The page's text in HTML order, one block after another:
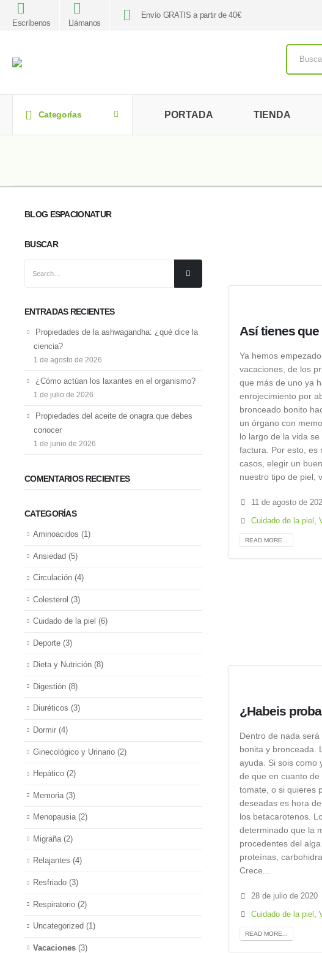
Escríbenos Llámanos
Envío GRATIS a partir de 40€
Categorías PORTADA TIENDA
Así tienes
Ya hemos
vacaciones, de los
que más de uno ya
enrojecimiento por
bronceado bonito
un órgano con
lo largo de la vida
factura. Por esto, es
casos, elegir un
nuestro tipo de piel,
11 de agosto de
Cuidado de la piel ,
READ MORE...
¿Habeis
Dentro de nada
bonita y bronceada.
ayuda. Si sois como
de que en cuanto
tomate, o si quieres
deseadas es hora
los betacarotenos.
determinado que la
procedentes del
proteínas,
Crece...
28 de julio de 2020
Cuidado de la piel ,
READ MORE...
BLOG ESPACIONATUR
BUSCAR
ENTRADAS RECIENTES
Propiedades de la ashwagandha: ¿qué dice la
ciencia?
1 de agosto de 2026
¿Cómo actúan los laxantes en el organismo?
1 de julio de 2026
Propiedades del aceite de onagra que debes
conocer
1 de junio de 2026
COMENTARIOS RECIENTES
CATEGORÍAS
Aminoacidos (1)
Ansiedad (5)
Circulación (4)
Colesterol (3)
Cuidado de la piel (6)
Deporte (3)
Dieta y Nutrición (8)
Digestión (8)
Diuréticos (3)
Dormir (4)
Ginecológico y Urinario (2)
Hepático (2)
Memoria (3)
Menopausia(2)
Migraña (2)
Relajantes (4)
Resfriado (3)
Respiratorio (2)
Uncategorized (1)
Vacaciones (3)